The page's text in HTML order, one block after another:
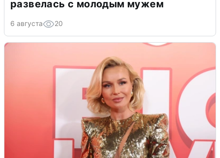
развелась с молодым мужем
6 августа 20